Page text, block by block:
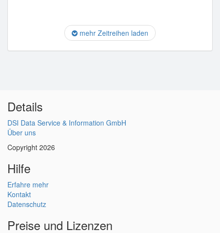
mehr Zeitreihen laden
Details
DSI Data Service & Information GmbH
Über uns
Copyright 2026
Hilfe
Erfahre mehr
Kontakt
Datenschutz
Preise und Lizenzen